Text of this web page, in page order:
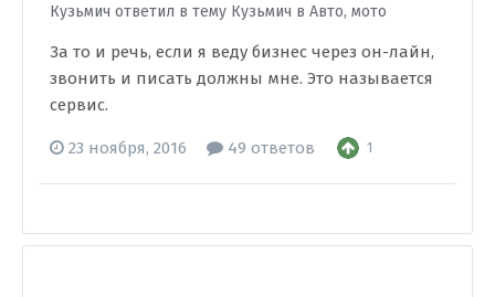
Кузьмич ответил в тему Кузьмич в Авто, мото
За то и речь, если я веду бизнес через он-лайн,
звонить и писать должны мне. Это называется
сервис.
23 ноября, 2016 49 ответов 1